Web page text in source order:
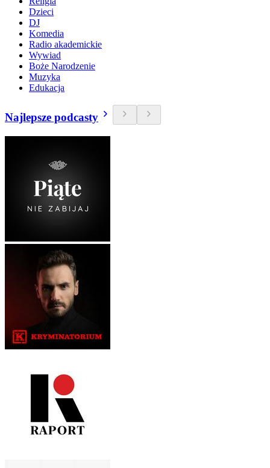
Dzieci
DJ
Komedia
Radio akademickie
Wywiad
Boże Narodzenie
Muzyka
Edukacja
Najlepsze podcasty